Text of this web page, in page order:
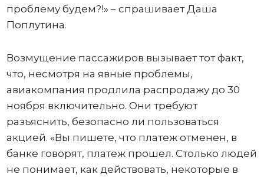
проблему будем?!» – спрашивает Даша
Поплутина.
Возмущение пассажиров вызывает тот факт,
что, несмотря на явные проблемы,
авиакомпания продлила распродажу до 30
ноября включительно. Они требуют
разъяснить, безопасно ли пользоваться
акцией. «Вы пишете, что платеж отменен, в
банке говорят, платеж прошел. Столько людей
не понимает, как действовать, некоторые в